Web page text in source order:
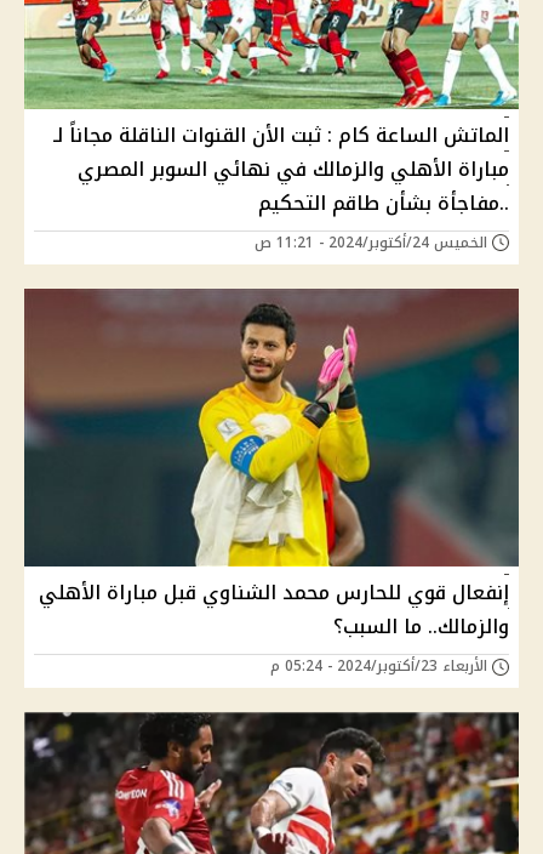
الماتش الساعة كام : ثبت الأن القنوات الناقلة مجاناً لـ
مباراة الأهلي والزمالك في نهائي السوبر المصري
..مفاجأة بشأن طاقم التحكيم
الخميس 24/أكتوبر/2024 - 11:21 ص
إنفعال قوي للحارس محمد الشناوي قبل مباراة الأهلي
والزمالك.. ما السبب؟
الأربعاء 23/أكتوبر/2024 - 05:24 م